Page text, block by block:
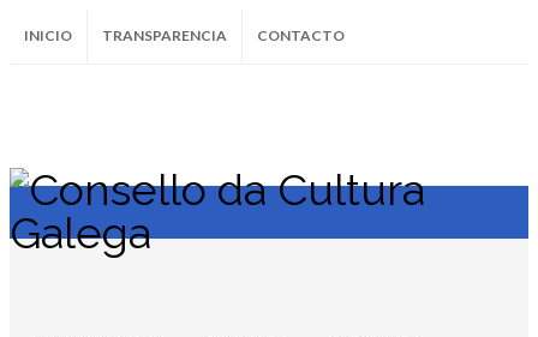
INICIO TRANSPARENCIA CONTACTO
InstagramFacebookTwitter Soundcloud
Youtube